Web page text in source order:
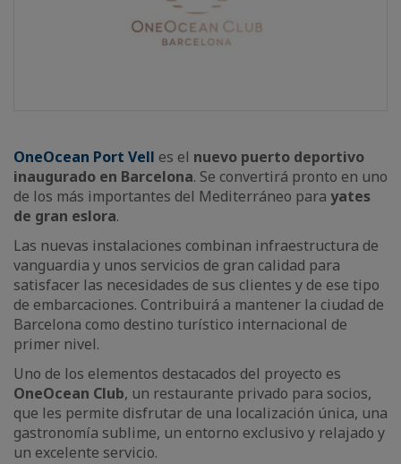
OneOcean Port Vell es el nuevo puerto deportivo
inaugurado en Barcelona. Se convertirá pronto en uno
de los más importantes del Mediterráneo para yates
de gran eslora.
Las nuevas instalaciones combinan infraestructura de
vanguardia y unos servicios de gran calidad para
satisfacer las necesidades de sus clientes y de ese tipo
de embarcaciones. Contribuirá a mantener la ciudad de
Barcelona como destino turístico internacional de
primer nivel.
Uno de los elementos destacados del proyecto es
OneOcean Club, un restaurante privado para socios,
que les permite disfrutar de una localización única, una
gastronomía sublime, un entorno exclusivo y relajado y
un excelente servicio.